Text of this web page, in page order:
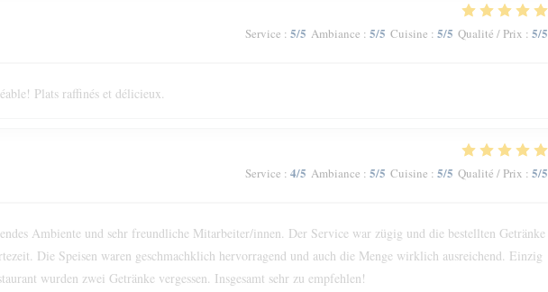
Service : 5/5 Ambiance : 5/5 Cuisine : 5/5 Qualité / Prix : 5/5
Plats raffinés et délicieux.
Service : 4/5 Ambiance : 5/5 Cuisine : 5/5 Qualité / Prix : 5/5
Ambiente und sehr freundliche Mitarbeiter/innen. Der Service war zügig und die bestellten Getränke
Die Speisen waren geschmachklich hervorragend und auch die Menge wirklich ausreichend. Einzig
wurden zwei Getränke vergessen. Insgesamt sehr zu empfehlen!